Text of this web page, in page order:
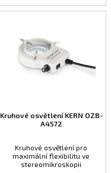
Kruhové osvětlení KERN OZB-
A4572
Kruhové osvětlení pro
maximální flexibilitu ve
stereomikroskopii